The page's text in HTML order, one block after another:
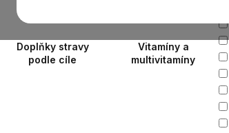
Doplňky stravy
podle cíle
Vitamíny a
multivitamíny